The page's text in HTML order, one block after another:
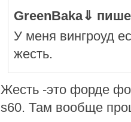
GreenBaka⇓
У меня вингроуд
жесть.
Жесть -это форде
s60. Там вообще